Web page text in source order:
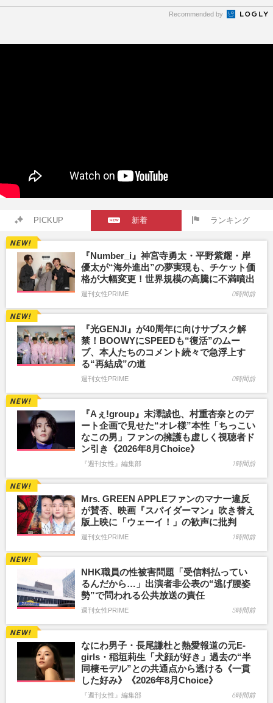
Recommended by
PICKUP 新着 ランキング
『Number_i』神宮寺勇太・平野紫耀・岸
優太が“海外進出”の夢実現も、チケット価
格が大幅変更！世界規模の高騰に不満噴出
週刊女性PRIME 0時間前
『光GENJI』が40周年に向けサブスク解
禁！BOOWYにSPEEDも“復活”のムー
ブ、本人たちのコメント続々で急浮上す
る“再結成”の道
週刊女性PRIME 0時間前
『Aぇ!group』末澤誠也、村重杏奈とのデ
ート企画で見せた“オレ様”本性「ちっこい
なこの男」ファンの擁護も虚しく視聴者ド
ン引き《2026年8月Choice》
『週刊女性』編集部 1時間前
Mrs. GREEN APPLEファンのマナー違反
が賛否、映画『スパイダーマン』吹き替え
版上映に「ウェーイ！」の歓声に批判
週刊女性PRIME 1時間前
NHK職員の性被害問題「受信料払ってい
るんだから…」出演者非公表の“逃げ腰姿
勢”で問われる公共放送の責任
週刊女性PRIME 5時間前
なにわ男子・長尾謙杜と熱愛報道の元E-
girls・稲垣莉生「犬顔が好き」過去の“半
同棲モデル”との共通点から透ける《一貫
した好み》《2026年8月Choice》
『週刊女性』編集部 6時間前